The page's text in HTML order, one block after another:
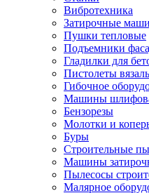
Вибротехника
Затирочные
Пушки тепловые
Подъемники
Гладилки для
Пистолеты
Гибочное
Машины
Бензорезы
Молотки и
Буры
Строительные
Машины
Пылесосы
Малярное